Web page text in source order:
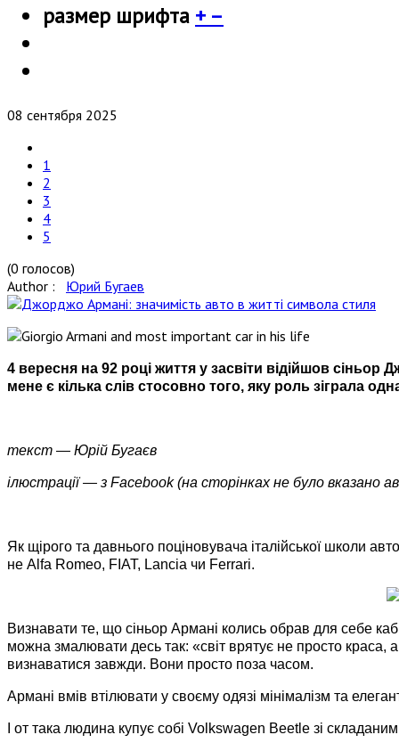
размер шрифта + –
08 сентября 2025
1
2
3
4
5
(0 голосов)
Author : Юрий Бугаев
4 вересня на 92 році життя у засвіти відійшов
мене є кілька слів стосовно того, яку роль зіграла
текст — Юрій Бугаєв
ілюстрації — з Facebook (на сторінках не було вказано
Як щірого та давнього поціновувача італійської школи
не Alfa Romeo, FIAT, Lancia чи Ferrari.
Визнавати те, що сіньор Армані колись обрав для себе
можна змалювати десь так: «світ врятує не просто краса, а
визнаватися завжди. Вони просто поза часом.
Армані вмів втілювати у своєму одязі мінімалізм та
І от така людина купує собі Volkswagen Beetle зі